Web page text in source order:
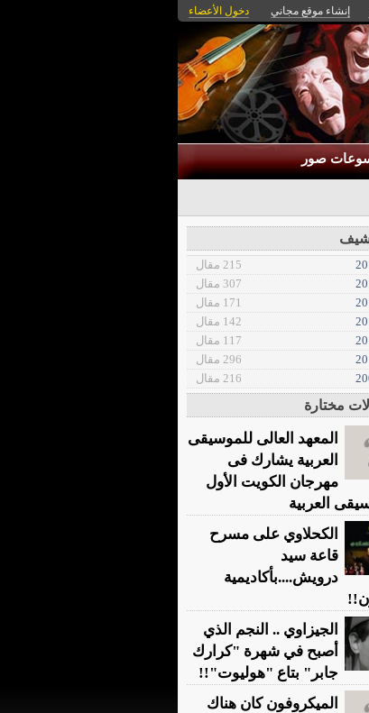
إنشاء موقع مجاني دخول الأعضاء
صور
215 مقال
307 مقال
171 مقال
142 مقال
117 مقال
296 مقال
216 مقال
مختارة
المعهد العالى للموسيقى
العربية يشارك فى
مهرجان الكويت الأول
العربية
الكحلاوي على مسرح
قاعة سيد
درويش....بأكاديمية
الجيزاوي .. النجم الذي
أصبح في شهرة "كرارك
جابر" بتاع "هوليوت"!!
الميكروفون كان هناك